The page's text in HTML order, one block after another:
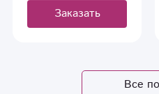
Заказать
Все